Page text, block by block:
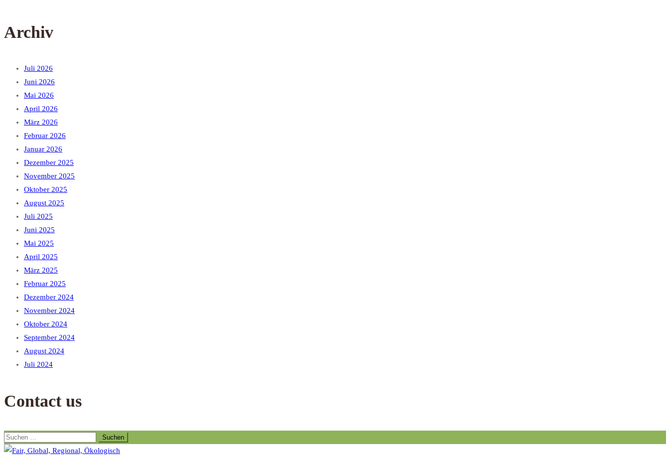
Archiv
Juli 2026
Juni 2026
Mai 2026
April 2026
März 2026
Februar 2026
Januar 2026
Dezember 2025
November 2025
Oktober 2025
August 2025
Juli 2025
Juni 2025
Mai 2025
April 2025
März 2025
Februar 2025
Dezember 2024
November 2024
Oktober 2024
September 2024
August 2024
Juli 2024
Contact us
Suchen
nach: